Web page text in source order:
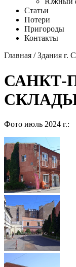
Статьи
Потери
Пригороды
Контакты
Главная /Здания г.
САНКТ-
Фото июль 2024 г.: